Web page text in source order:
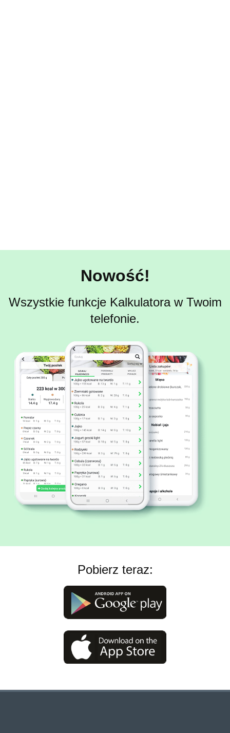
Nowość!
Wszystkie funkcje Kalkulatora w Twoim
telefonie.
Pobierz teraz: